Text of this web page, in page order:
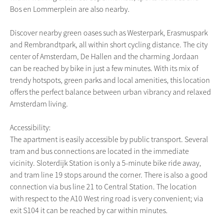
Bos en Lommerplein are also nearby.
Discover nearby green oases such as Westerpark, Erasmuspark
and Rembrandtpark, all within short cycling distance. The city
center of Amsterdam, De Hallen and the charming Jordaan
can be reached by bike in just a few minutes. With its mix of
trendy hotspots, green parks and local amenities, this location
offers the perfect balance between urban vibrancy and relaxed
Amsterdam living.
Accessibility:
The apartment is easily accessible by public transport. Several
tram and bus connections are located in the immediate
vicinity. Sloterdijk Station is only a 5-minute bike ride away,
and tram line 19 stops around the corner. There is also a good
connection via bus line 21 to Central Station. The location
with respect to the A10 West ring road is very convenient; via
exit S104 it can be reached by car within minutes.